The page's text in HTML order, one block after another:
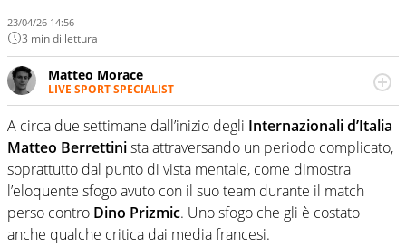
23/04/26 14:56
3 min di lettura
Matteo Morace
LIVE SPORT SPECIALIST
La multimedialità quale approccio personale e
professionale. Ama raccontare lo sport focalizzando ogni
attenzione sul tempo reale: la verità della dirette non
sono opinioni ma fatti
A circa due settimane dall’inizio degli Internazionali d’Italia
Matteo Berrettinista attraversando un periodo complicato,
soprattutto dal punto di vista mentale, come dimostra
l’eloquente sfogo avuto con il suo team durante il match
perso contro Dino Prizmic. Uno sfogo che gli è costato
anche qualche critica dai media francesi.